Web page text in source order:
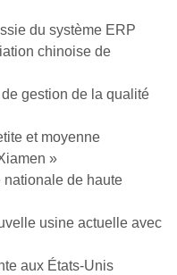
du système ERP
chinoise de
gestion de la qualité
et moyenne
»
nationale de haute
usine actuelle avec
aux États-Unis